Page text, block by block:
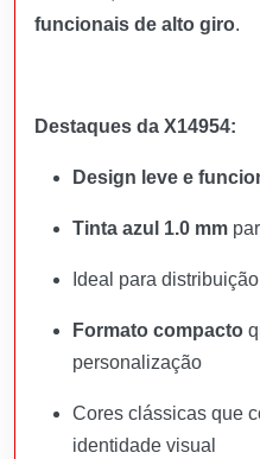
funcionais de alto giro.
Destaques da X14954:
Design leve e
Tinta azul 1.0 mm
Ideal para
Formato compacto
personalização
Cores clássicas que
identidade visual